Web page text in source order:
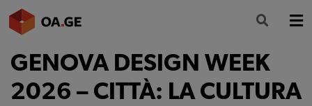
L’ORDINE
AMMINISTRAZIONE TRASPARENTE
GENOVA DESIGN WEEK
2026 – CITTÀ: LA CULTURA